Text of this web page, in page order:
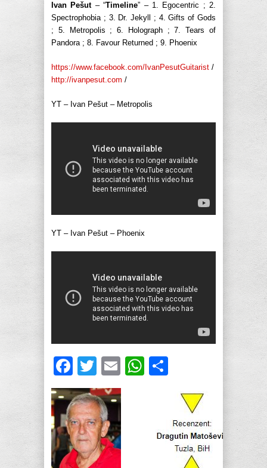
Ivan Pešut– “Timeline” – 1. Egocentric ; 2.
Spectrophobia ; 3. Dr. Jekyll ; 4. Gifts of Gods
; 5. Metropolis ; 6. Holograph ; 7. Tears of
Pandora ; 8. Favour Returned ; 9. Phoenix
https://www.facebook.com/IvanPesutGuitarist /
http://ivanpesut.com /
YT – Ivan Pešut – Metropolis
YT – Ivan Pešut – Phoenix
Facebook
Twitter
EmailWhatsApp